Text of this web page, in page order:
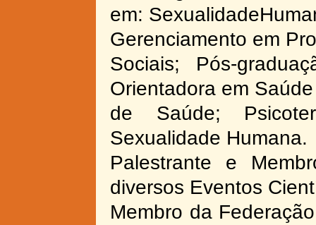
em:
Gerenciamento em
Sociais; Pós-
Orientadora em
de Saúde;
Sexualidade Humana.
Palestrante e
diversos Eventos
Membro da